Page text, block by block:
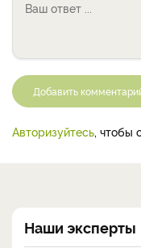
Добавить
Авторизуйтесь , чтобы
Наши эксперты